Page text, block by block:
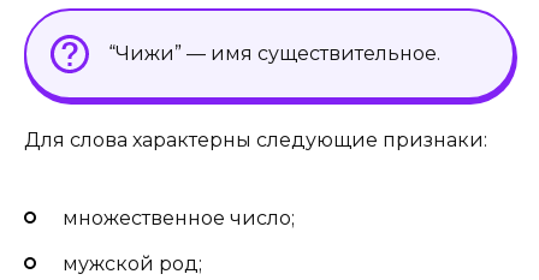
“Чижи” — имя существительное.
Для слова характерны следующие признаки:
множественное число;
мужской род;